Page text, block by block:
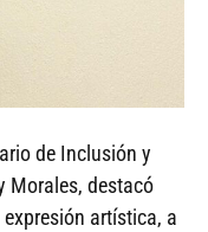
de Inclusión y
Morales, destacó
artística, a